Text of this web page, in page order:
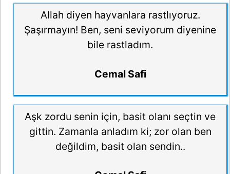
Allah diyen hayvanlara rastlıyoruz.
Şaşırmayın! Ben, seni seviyorum diyenine
bile rastladım.
Cemal Safi
Aşk zordu senin için, basit olanı seçtin ve
gittin. Zamanla anladım ki; zor olan ben
değildim, basit olan sendin..